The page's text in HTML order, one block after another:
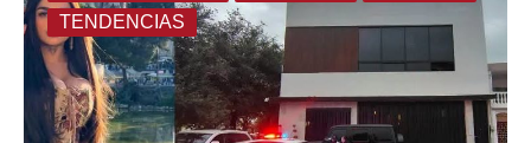
TENDENCIAS